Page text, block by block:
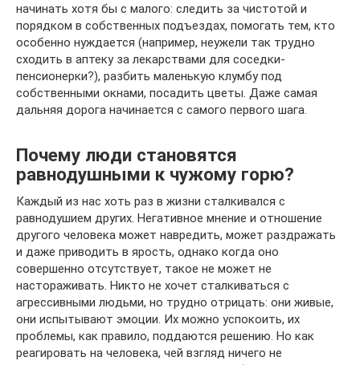
начинать хотя бы с малого: следить за чистотой и
порядком в собственных подъездах, помогать тем, кто
особенно нуждается (например, неужели так трудно
сходить в аптеку за лекарствами для соседки-
пенсионерки?), разбить маленькую клумбу под
собственными окнами, посадить цветы. Даже самая
дальняя дорога начинается с самого первого шага.
Почему люди становятся
равнодушными к чужому горю?
Каждый из нас хоть раз в жизни сталкивался с
равнодушием других. Негативное мнение и отношение
другого человека может навредить, может раздражать
и даже приводить в ярость, однако когда оно
совершенно отсутствует, такое не может не
настораживать. Никто не хочет сталкиваться с
агрессивными людьми, но трудно отрицать: они живые,
они испытывают эмоции. Их можно успокоить, их
проблемы, как правило, поддаются решению. Но как
реагировать на человека, чей взгляд ничего не